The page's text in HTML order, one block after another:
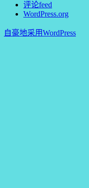
评论feed
WordPress.org
自豪地采用WordPress